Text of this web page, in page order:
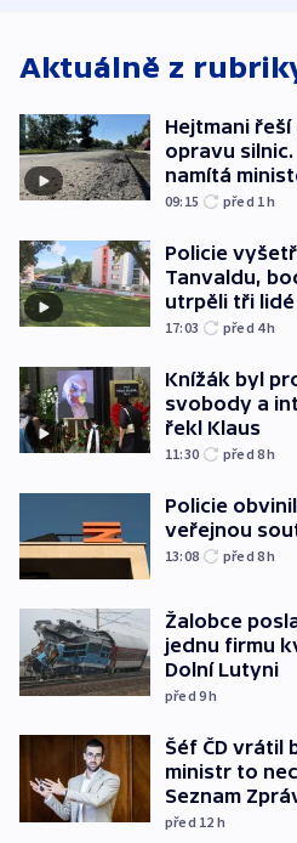
Aktuálně z
Hejtmani
opravu
namítá
09:15 před 1h
Policie
Tanvaldu,
utrpěli tři lidé
17:03 před 4h
Knížák byl
svobody a
řekl Klaus
11:30 před 8h
Policie
veřejnou
13:08 před 8h
Žalobce
jednu firmu
Dolní Lutyni
před 9h
Šéf ČD vrátil
ministr to
Seznam
před 12 h